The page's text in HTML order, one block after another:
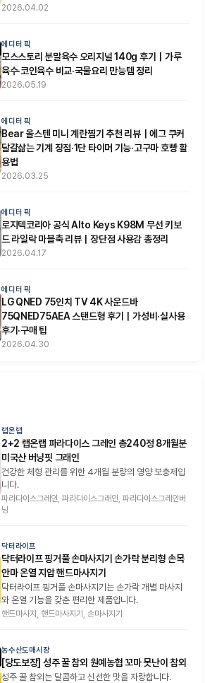
2026.04.02
에디터 픽
모스스토리 분말육수 오리지널 140g 후기｜가루
육수·코인육수 비교·국물요리 만능템 정리
2026.05.19
에디터 픽
Bear 올스텐 미니 계란찜기 추천 리뷰｜에그 쿠커
달걀삶는 기계 장점·1단 타이머 기능·고구마 호빵 활
용법
2026.03.25
에디터 픽
로지텍코리아 공식 Alto Keys K98M 무선 키보
드 라일락 마블축 리뷰｜장단점 사용감 총정리
2026.04.17
에디터 픽
LG QNED 75인치 TV 4K 사운드바
75QNED75AEA 스탠드형 후기｜가성비·실사용
후기·구매 팁
2026.04.30
랩온랩
2+2 랩온랩 파라다이스 그레인 총240정 8개월분
미국산 버닝핏 그래인
건강한 체형 관리를 위한 4개월 분량의 영양 보충제입
니다.
파라다이스그레인, 파라다이스그래인, 파라다이스그레인버
닝
닥터라이프
닥터라이프 핑거풀 손마사지기 손가락 분리형 손목
안마 온열 지압 핸드마사지기
닥터라이프 핑거풀 손마사지기는 손가락 개별 마사지
와 온열 기능을 갖춘 편리한 제품입니다.
핸드마사지, 핸드마사지기, 손마사지기
농수산도매시장
[당도보장] 성주 꿀 참외 원예농협 꼬마 못난이 참외
성주 꿀 참외는 달콤하고 신선한 맛을 자랑합니다.